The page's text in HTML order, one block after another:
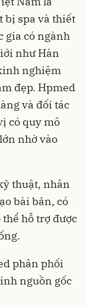
bị spa và thiết
gia có ngành
như Hàn
nghiệm
đẹp. Hpmed
và đối tác
có quy mô
nhờ vào
thuật, nhân
bài bản, có
hỗ trợ được
phân phối
nguồn gốc